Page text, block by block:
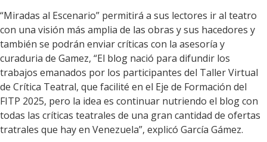
“Miradas al Escenario” permitirá a sus lectores ir al teatro
con una visión más amplia de las obras y sus hacedores y
también se podrán enviar críticas con la asesoría y
curaduria de Gamez, “El blog nació para difundir los
trabajos emanados por los participantes del Taller Virtual
de Crítica Teatral, que facilité en el Eje de Formación del
FITP 2025, pero la idea es continuar nutriendo el blog con
todas las críticas teatrales de una gran cantidad de ofertas
tratrales que hay en Venezuela”, explicó García Gámez.